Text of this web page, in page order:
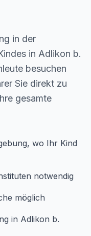
in der
in Adlikon b.
besuchen
Sie direkt zu
gesamte
wo Ihr Kind
notwendig
möglich
in Adlikon b.